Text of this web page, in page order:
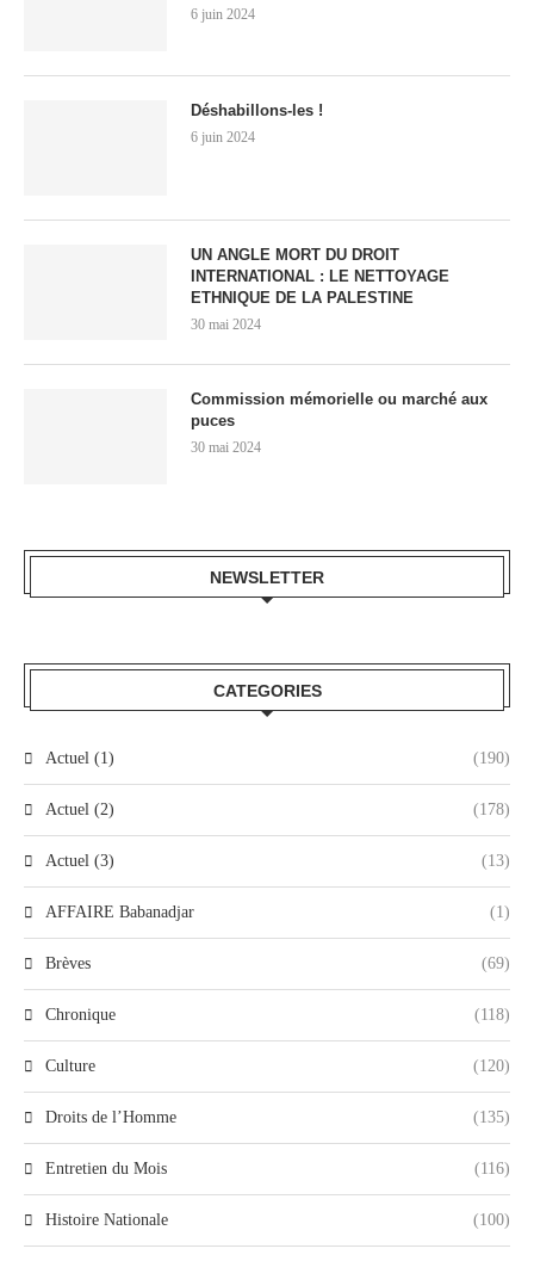
6 juin 2024
Déshabillons-les !
6 juin 2024
UN ANGLE MORT DU DROIT
INTERNATIONAL : LE NETTOYAGE
ETHNIQUE DE LA PALESTINE
30 mai 2024
Commission mémorielle ou marché aux
puces
30 mai 2024
NEWSLETTER
CATEGORIES
Actuel (1) (190)
Actuel (2) (178)
Actuel (3) (13)
AFFAIRE Babanadjar (1)
Brèves (69)
Chronique (118)
Culture (120)
Droits de l’Homme (135)
Entretien du Mois (116)
Histoire Nationale (100)